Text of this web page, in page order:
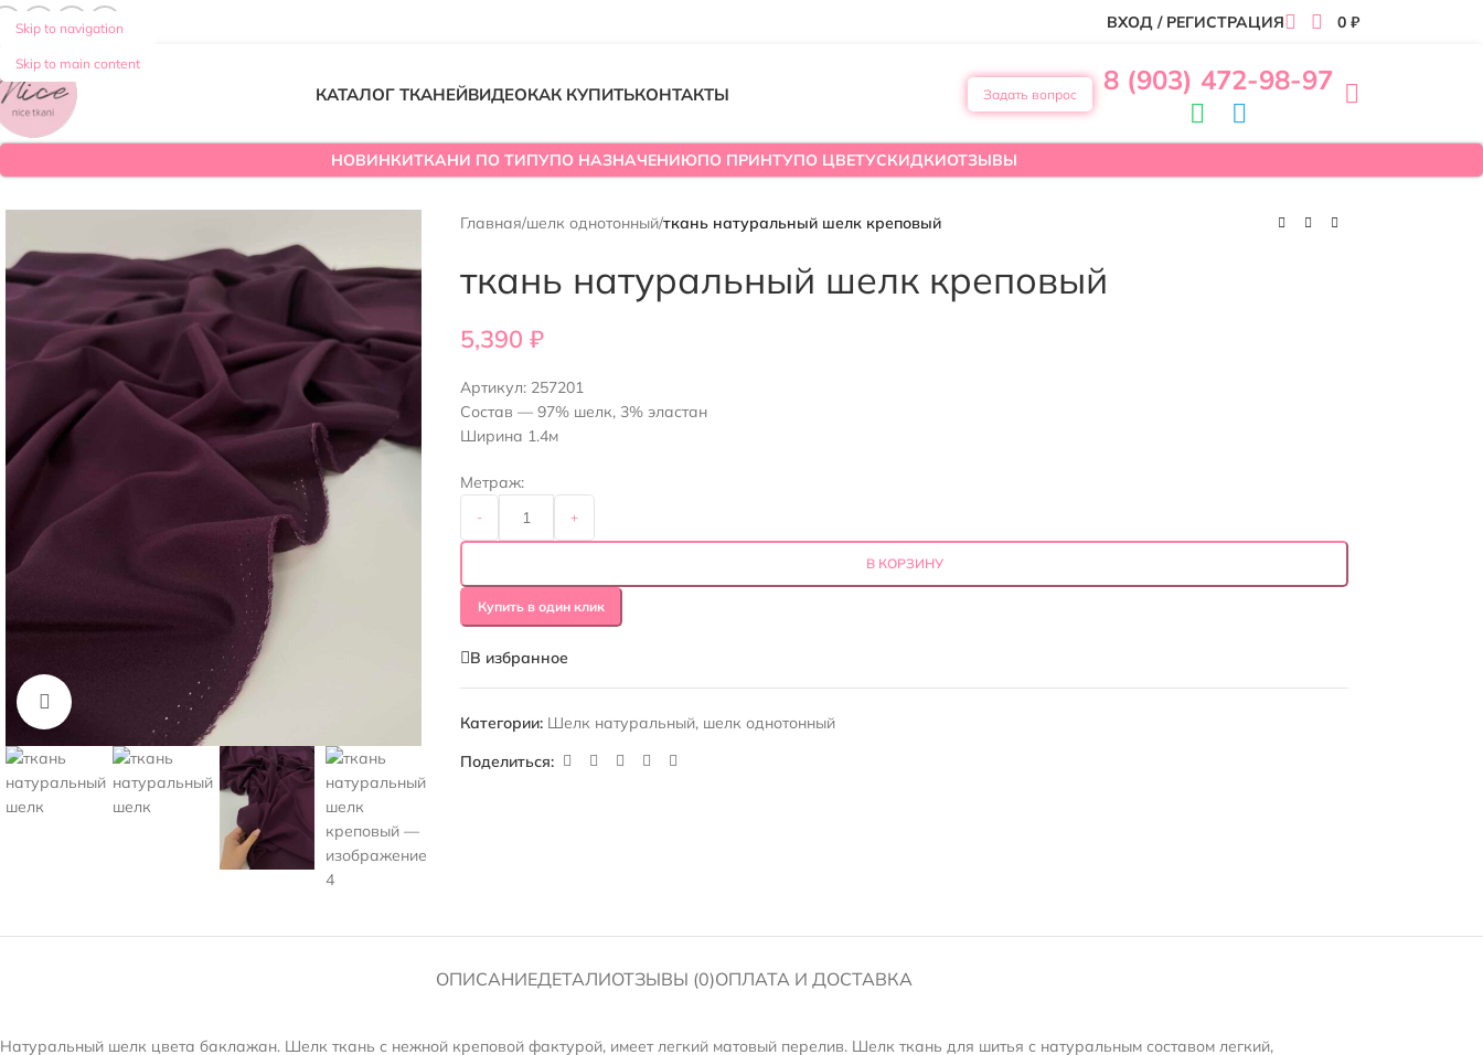
Skip to navigation
Skip to main content
ВХОД / РЕГИСТРАЦИЯ 0 ₽
КАТАЛОГ ТКАНЕЙВИДЕОКАК КУПИТЬКОНТАКТЫ Задать вопрос 8 (903) 472-98-97
НОВИНКИТКАНИ ПО ТИПУПО НАЗНАЧЕНИЮПО ПРИНТУПО ЦВЕТУСКИДКИОТЗЫВЫ
Нажмите, чтобы увеличить
Главная/шелк однотонный/ткань натуральный шелк креповый
ткань натуральный шелк креповый
5,390₽
Артикул: 257201
Состав — 97% шелк, 3% эластан
Ширина 1.4м
Метраж:
- +
В КОРЗИНУ
Купить в один клик
В избранное
Категории: Шелк натуральный, шелк однотонный
Поделиться:
ОПИСАНИЕДЕТАЛИОТЗЫВЫ (0)ОПЛАТА И ДОСТАВКА
Натуральный шелк цвета баклажан. Шелк ткань с нежной креповой фактурой, имеет легкий матовый перелив. Шелк ткань для шитья с натуральным составом легкий,